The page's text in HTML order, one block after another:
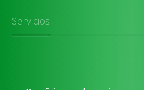
Servicios